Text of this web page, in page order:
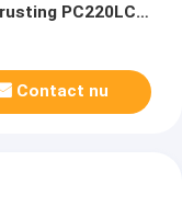
PC220LC
PC200LL
Contact nu